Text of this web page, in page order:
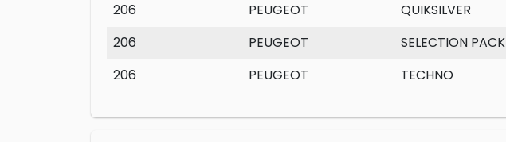
206
PEUGEOT QUIKSILVER
206
PEUGEOT SELECTION PACK
206
PEUGEOT TECHNO